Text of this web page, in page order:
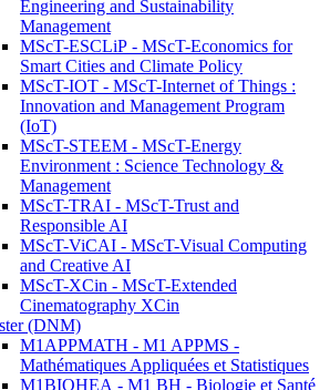
Engineering and Sustainability
Management
MScT-ESCLiP - MScT-Economics for
Smart Cities and Climate Policy
MScT-IOT - MScT-Internet of Things :
Innovation and Management Program
(IoT)
MScT-STEEM - MScT-Energy
Environment : Science Technology &
Management
MScT-TRAI - MScT-Trust and
Responsible AI
MScT-ViCAI - MScT-Visual Computing
and Creative AI
MScT-XCin - MScT-Extended
Cinematography XCin
(DNM)
M1APPMATH - M1 APPMS -
Mathématiques Appliquées et Statistiques
M1BIOHEA - M1 BH - Biologie et Santé